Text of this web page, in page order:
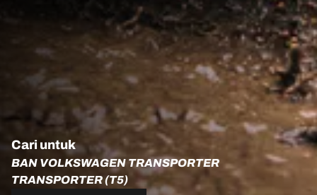
Cari untuk
BAN VOLKSWAGEN TRANSPORTER
TRANSPORTER (T5)